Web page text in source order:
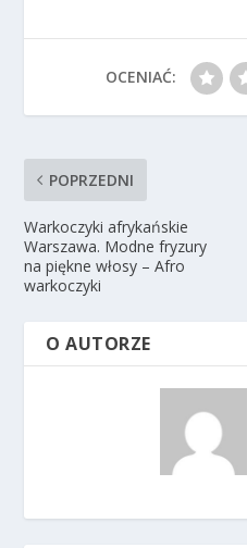
OCENIAĆ:
POPRZEDNI
Warkoczyki afrykańskie
Warszawa. Modne fryzury
na piękne włosy – Afro
warkoczyki
O AUTORZE